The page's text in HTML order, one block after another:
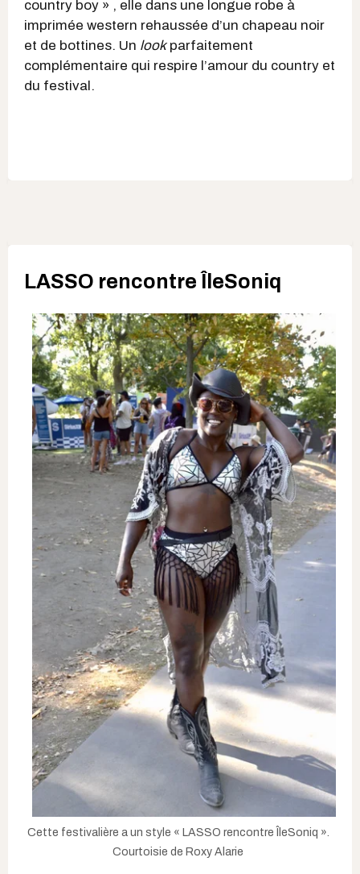
country boy » , elle dans une longue robe à
imprimée western rehaussée d’un chapeau noir
et de bottines. Un lookparfaitement
complémentaire qui respire l’amour du country et
du festival.
LASSO rencontre ÎleSoniq
Cette festivalière a un style « LASSO rencontre ÎleSoniq ».
Courtoisie de Roxy Alarie